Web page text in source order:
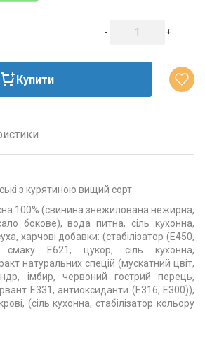
- +
Купити
з курятиною вищий сорт
100% (свинина знежилована нежирна,
бокове), вода питна, сіль кухонна,
харчові добавки: (стабілізатор (Е450,
смаку Е621, цукор, сіль кухонна,
натуральних спецій (мускатний цвіт,
імбир, червоний гострий перець,
E331, антиоксиданти (Е316, Е300)),
(сіль кухонна, стабілізатор кольору